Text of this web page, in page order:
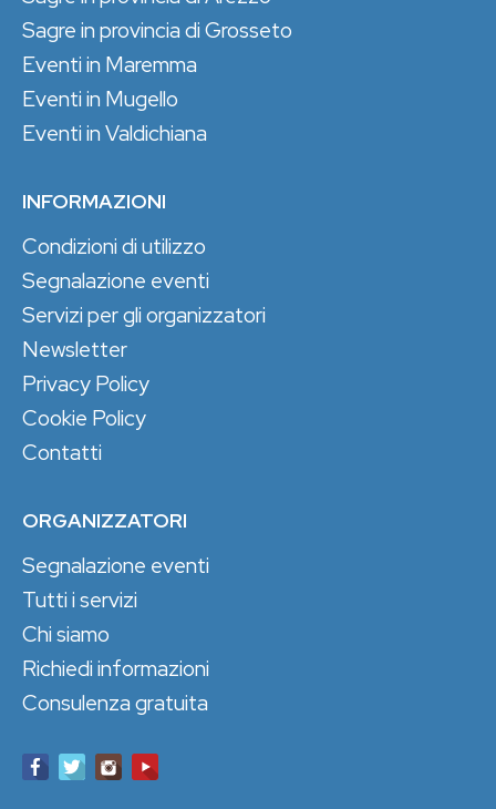
Sagre in provincia di Grosseto
Eventi in Maremma
Eventi in Mugello
Eventi in Valdichiana
INFORMAZIONI
Condizioni di utilizzo
Segnalazione eventi
Servizi per gli organizzatori
Newsletter
Privacy Policy
Cookie Policy
Contatti
ORGANIZZATORI
Segnalazione eventi
Tutti i servizi
Chi siamo
Richiedi informazioni
Consulenza gratuita